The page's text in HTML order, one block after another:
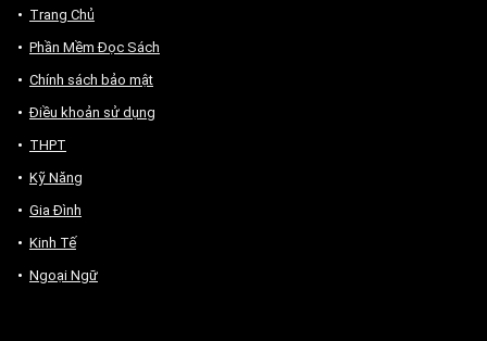
Trang Chủ
Phần Mềm Đọc Sách
Chính sách bảo mật
Điều khoản sử dụng
THPT
Kỹ Năng
Gia Đình
Kinh Tế
Ngoại Ngữ